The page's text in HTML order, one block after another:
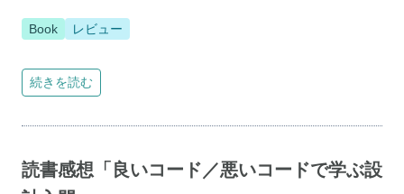
Book レビュー
続きを読む
読書感想「良いコード／悪いコードで学ぶ設